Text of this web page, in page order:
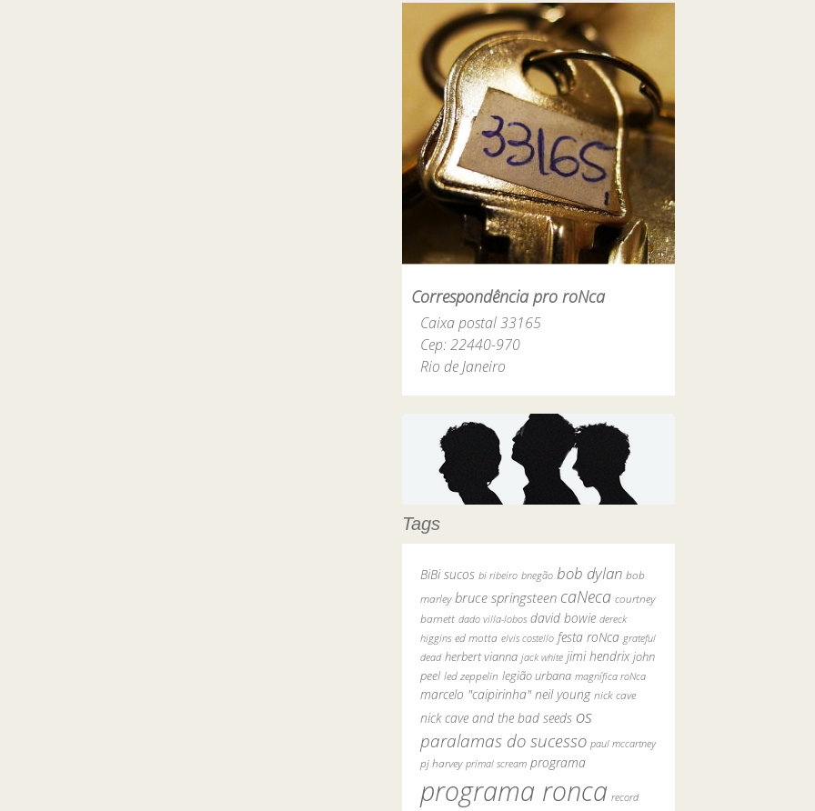
Correspondência pro roNca
Caixa postal 33165
Cep: 22440-970
Rio de Janeiro
Tags
BiBi sucos bi ribeiro bnegão bob dylan bob
marley bruce springsteen caNeca courtney
barnett dado villa-lobos david bowie dereck
higgins ed motta elvis costello festa roNca grateful
dead herbert vianna jack white jimi hendrix john
peel led zeppelin legião urbana magnífica roNca
marcelo "caipirinha" neil young nick cave
nick cave and the bad seeds os
paralamas do sucesso paul mccartney
pj harvey primal scream programa
programa ronca record